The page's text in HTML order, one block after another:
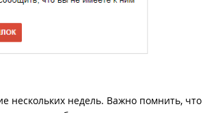
нескольких недель. Важно помнить, что